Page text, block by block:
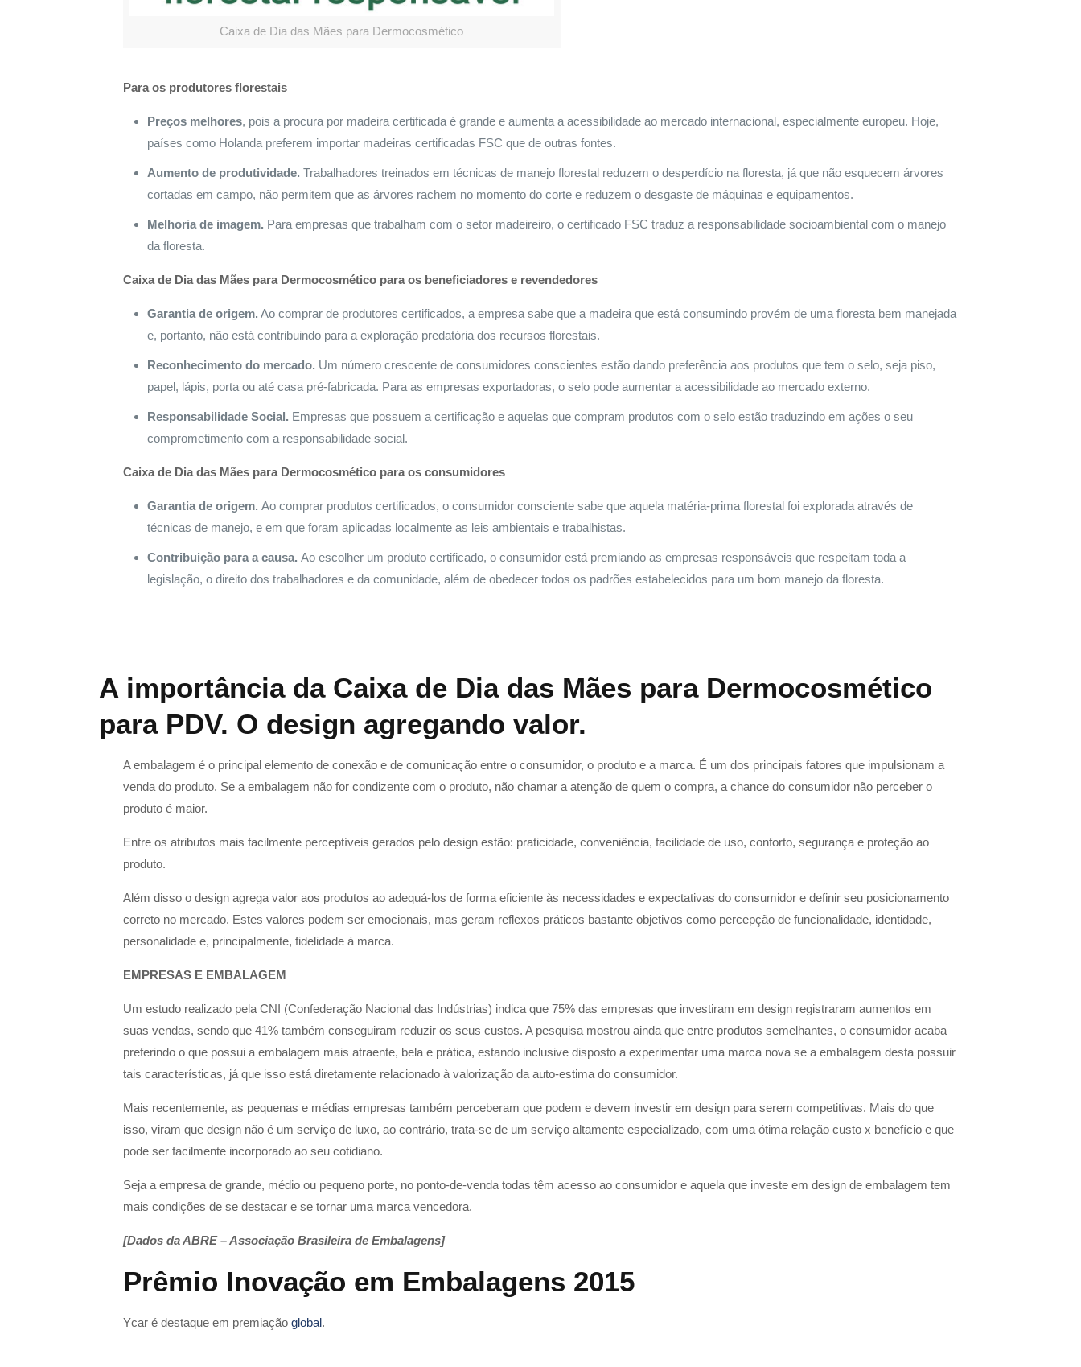
Caixa de Dia das Mães para Dermocosmético
Para os produtores florestais
Preços melhores, pois a procura por madeira certificada é grande e aumenta a acessibilidade ao mercado internacional, especialmente europeu. Hoje,
países como Holanda preferem importar madeiras certificadas FSC que de outras fontes.
Aumento de produtividade. Trabalhadores treinados em técnicas de manejo florestal reduzem o desperdício na floresta, já que não esquecem árvores
cortadas em campo, não permitem que as árvores rachem no momento do corte e reduzem o desgaste de máquinas e equipamentos.
Melhoria de imagem. Para empresas que trabalham com o setor madeireiro, o certificado FSC traduz a responsabilidade socioambiental com o manejo
da floresta.
Caixa de Dia das Mães para Dermocosmético para os beneficiadores e revendedores
Garantia de origem. Ao comprar de produtores certificados, a empresa sabe que a madeira que está consumindo provém de uma floresta bem manejada
e, portanto, não está contribuindo para a exploração predatória dos recursos florestais.
Reconhecimento do mercado. Um número crescente de consumidores conscientes estão dando preferência aos produtos que tem o selo, seja piso,
papel, lápis, porta ou até casa pré-fabricada. Para as empresas exportadoras, o selo pode aumentar a acessibilidade ao mercado externo.
Responsabilidade Social. Empresas que possuem a certificação e aquelas que compram produtos com o selo estão traduzindo em ações o seu
comprometimento com a responsabilidade social.
Caixa de Dia das Mães para Dermocosmético para os consumidores
Garantia de origem. Ao comprar produtos certificados, o consumidor consciente sabe que aquela matéria-prima florestal foi explorada através de
técnicas de manejo, e em que foram aplicadas localmente as leis ambientais e trabalhistas.
Contribuição para a causa. Ao escolher um produto certificado, o consumidor está premiando as empresas responsáveis que respeitam toda a
legislação, o direito dos trabalhadores e da comunidade, além de obedecer todos os padrões estabelecidos para um bom manejo da floresta.
A importância da Caixa de Dia das Mães para Dermocosmético
para PDV. O design agregando valor.
A embalagem é o principal elemento de conexão e de comunicação entre o consumidor, o produto e a marca. É um dos principais fatores que impulsionam a
venda do produto. Se a embalagem não for condizente com o produto, não chamar a atenção de quem o compra, a chance do consumidor não perceber o
produto é maior.
Entre os atributos mais facilmente perceptíveis gerados pelo design estão: praticidade, conveniência, facilidade de uso, conforto, segurança e proteção ao
produto.
Além disso o design agrega valor aos produtos ao adequá-los de forma eficiente às necessidades e expectativas do consumidor e definir seu posicionamento
correto no mercado. Estes valores podem ser emocionais, mas geram reflexos práticos bastante objetivos como percepção de funcionalidade, identidade,
personalidade e, principalmente, fidelidade à marca.
EMPRESAS E EMBALAGEM
Um estudo realizado pela CNI (Confederação Nacional das Indústrias) indica que 75% das empresas que investiram em design registraram aumentos em
suas vendas, sendo que 41% também conseguiram reduzir os seus custos. A pesquisa mostrou ainda que entre produtos semelhantes, o consumidor acaba
preferindo o que possui a embalagem mais atraente, bela e prática, estando inclusive disposto a experimentar uma marca nova se a embalagem desta possuir
tais características, já que isso está diretamente relacionado à valorização da auto-estima do consumidor.
Mais recentemente, as pequenas e médias empresas também perceberam que podem e devem investir em design para serem competitivas. Mais do que
isso, viram que design não é um serviço de luxo, ao contrário, trata-se de um serviço altamente especializado, com uma ótima relação custo x benefício e que
pode ser facilmente incorporado ao seu cotidiano.
Seja a empresa de grande, médio ou pequeno porte, no ponto-de-venda todas têm acesso ao consumidor e aquela que investe em design de embalagem tem
mais condições de se destacar e se tornar uma marca vencedora.
[Dados da ABRE – Associação Brasileira de Embalagens]
Prêmio Inovação em Embalagens 2015
Ycar é destaque em premiação global.